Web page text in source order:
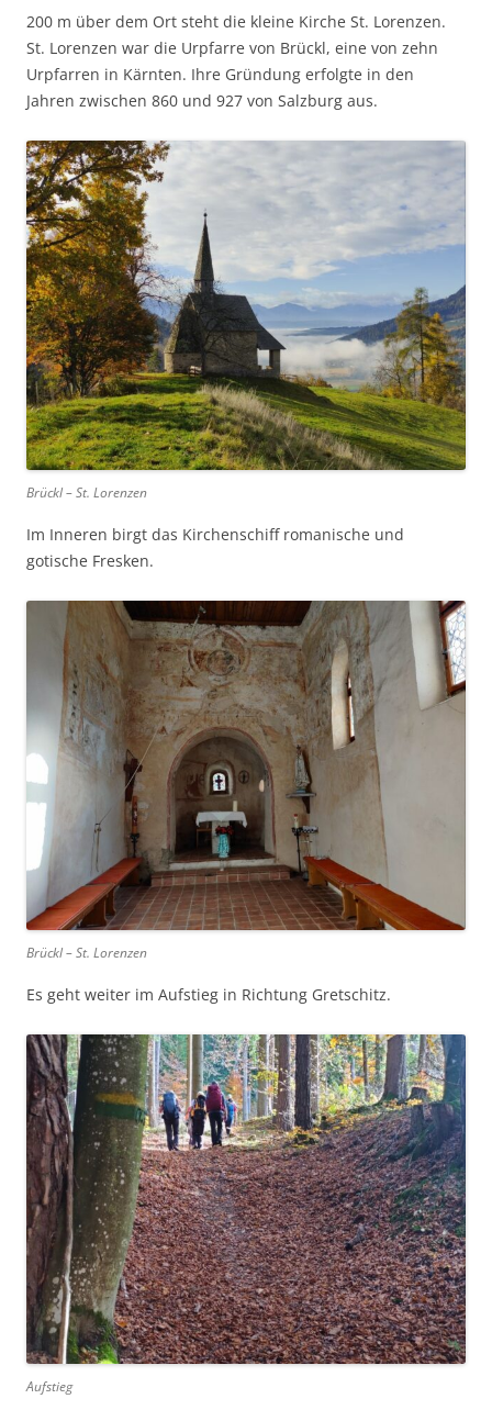
200 m über dem Ort steht die kleine Kirche St. Lorenzen.
St. Lorenzen war die Urpfarre von Brückl, eine von zehn
Urpfarren in Kärnten. Ihre Gründung erfolgte in den
Jahren zwischen 860 und 927 von Salzburg aus.
Brückl – St. Lorenzen
Im Inneren birgt das Kirchenschiff romanische und
gotische Fresken.
Brückl – St. Lorenzen
Es geht weiter im Aufstieg in Richtung Gretschitz.
Aufstieg